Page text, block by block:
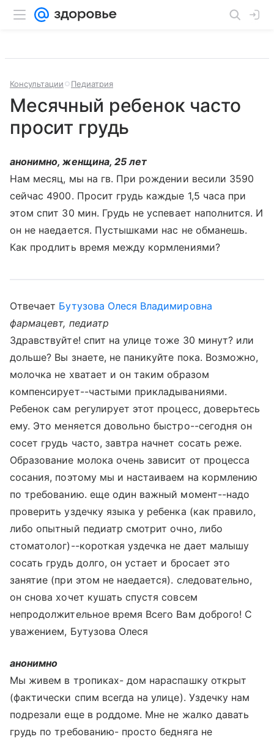
Консультации Педиатрия
Месячный ребенок часто
просит грудь
анонимно, женщина, 25 лет
Нам месяц, мы на гв. При рождении весили 3590
сейчас 4900. Просит грудь каждые 1,5 часа при
этом спит 30 мин. Грудь не успевает наполнится. И
он не наедается. Пустышками нас не обманешь.
Как продлить время между кормлениями?
Отвечает Бутузова Олеся Владимировна
фармацевт, педиатр
Здравствуйте! спит на улице тоже 30 минут? или
дольше? Вы знаете, не паникуйте пока. Возможно,
молочка не хватает и он таким образом
компенсирует--частыми прикладываниями.
Ребенок сам регулирует этот процесс, доверьтесь
ему. Это меняется довольно быстро--сегодня он
сосет грудь часто, завтра начнет сосать реже.
Образование молока очень зависит от процесса
сосания, поэтому мы и настаиваем на кормлению
по требованию. еще один важный момент--надо
проверить уздечку языка у ребенка (как правило,
либо опытный педиатр смотрит очно, либо
стоматолог)--короткая уздечка не дает малышу
сосать грудь долго, он устает и бросает это
занятие (при этом не наедается). следовательно,
он снова хочет кушать спустя совсем
непродолжительное время Всего Вам доброго! С
уважением, Бутузова Олеся
анонимно
Мы живем в тропиках- дом нараспашку открыт
(фактически спим всегда на улице). Уздечку нам
подрезали еще в роддоме. Мне не жалко давать
грудь по требованию- просто бедняга не